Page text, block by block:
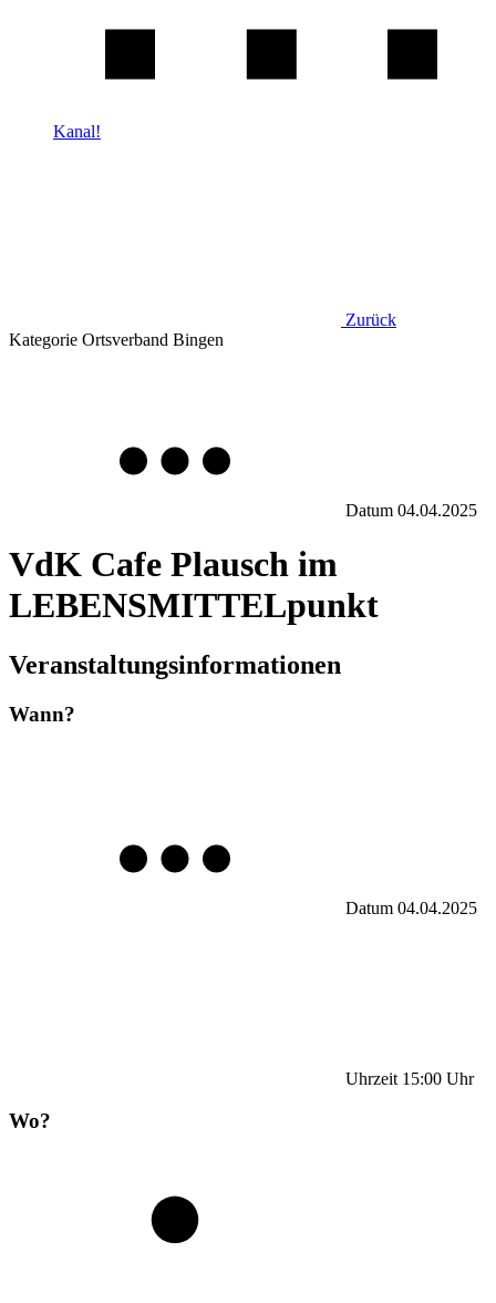
Kanal!
Zurück
Kategorie Ortsverband Bingen
Datum 04.04.2025
VdK Cafe Plausch im
LEBENSMITTELpunkt
Veranstaltungsinformationen
Wann?
Datum 04.04.2025
Uhrzeit 15:00 Uhr
Wo?